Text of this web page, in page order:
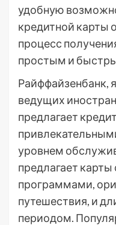
удобную
кредитной карты
процесс
простым и
Райффайзенбанк,
ведущих
предлагает
уровнем
предлагает
программами,
путешествия, и
периодом.